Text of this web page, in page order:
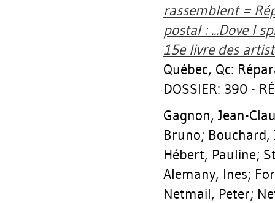
rassemblent =
postal : ...Dove I
15e livre des
Québec, Qc:
DOSSIER: 390 -
Gagnon, Jean-
Bruno; Bouchard,
Hébert, Pauline;
Alemany, Ines;
Netmail, Peter;